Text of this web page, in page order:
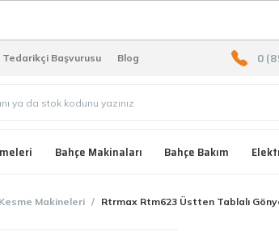
Tedarikçi Başvurusu Blog 0
Bahçe Makinaları Bahçe Bakım
Makineleri Rtrmax Rtm623 Üstten Tablalı